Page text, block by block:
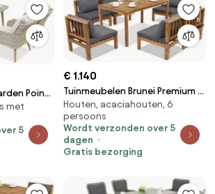
Point
met
5
€ 1.140
Tuinmeubelen Brunei Premium 6
Garden Point acacia
Houten, acaciahouten, 6
persoons
Wordt verzonden over 5
dagen
Gratis bezorging